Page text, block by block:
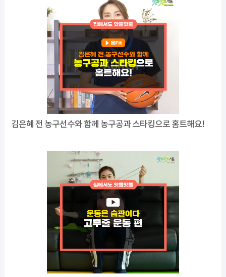
김은혜 전 농구선수와 함께 농구공과 스타킹으로 홈트해요!